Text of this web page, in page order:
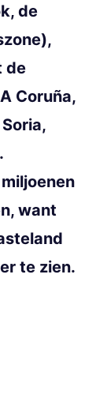
de
de
Coruña,
want
te zien.